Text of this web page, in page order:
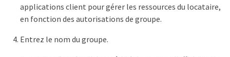
applications client pour gérer les ressources du locataire,
en fonction des autorisations de groupe.
Entrez le nom du groupe.